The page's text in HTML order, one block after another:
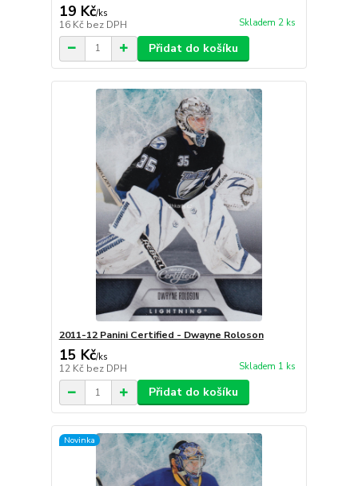
19 Kč/ks
16 Kč bez DPH Skladem 2 ks
Přidat do košíku
2011-12 Panini Certified - Dwayne Roloson
15 Kč/ks
12 Kč bez DPH Skladem 1 ks
Přidat do košíku
Novinka